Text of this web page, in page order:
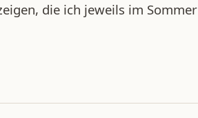
die ich jeweils im Sommer